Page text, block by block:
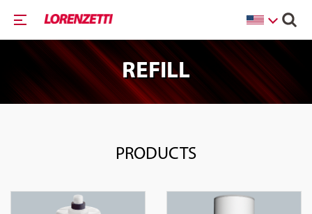
REFILL
PRODUCTS